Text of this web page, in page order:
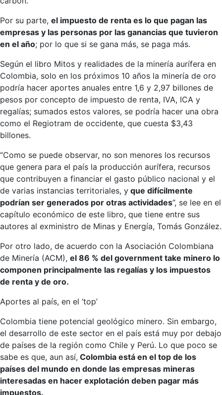
Por su parte, el impuesto de renta es lo que pagan las
empresas y las personas por las ganancias que tuvieron
en el año; por lo que si se gana más, se paga más.
Según el libro Mitos y realidades de la minería aurífera en
Colombia, solo en los próximos 10 años la minería de oro
podría hacer aportes anuales entre 1,6 y 2,97 billones de
pesos por concepto de impuesto de renta, IVA, ICA y
regalías; sumados estos valores, se podría hacer una obra
como el Regiotram de occidente, que cuesta $3,43
billones.
“Como se puede observar, no son menores los recursos
que genera para el país la producción aurífera, recursos
que contribuyen a financiar el gasto público nacional y el
de varias instancias territoriales, y que difícilmente
podrían ser generados por otras actividades”, se lee en el
capítulo económico de este libro, que tiene entre sus
autores al exministro de Minas y Energía, Tomás González.
Por otro lado, de acuerdo con la Asociación Colombiana
de Minería (ACM), el 86 % del government take minero lo
componen principalmente las regalías y los impuestos
de renta y de oro.
Aportes al país, en el ‘top’
Colombia tiene potencial geológico minero. Sin embargo,
el desarrollo de este sector en el país está muy por debajo
de países de la región como Chile y Perú. Lo que poco se
sabe es que, aun así, Colombia está en el top de los
países del mundo en donde las empresas mineras
interesadas en hacer explotación deben pagar más
impuestos.